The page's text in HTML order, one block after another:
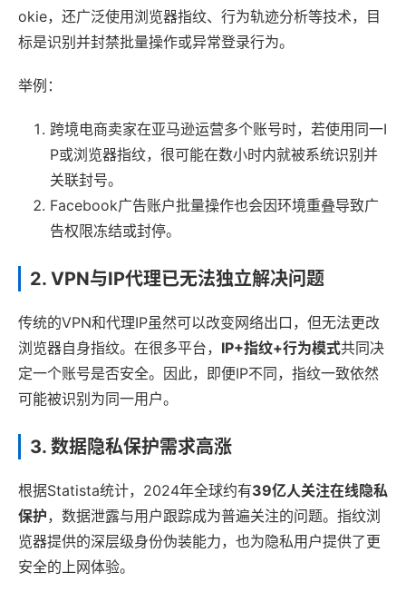
okie，还广泛使用浏览器指纹、行为轨迹分析等技术，目
标是识别并封禁批量操作或异常登录行为。
举例：
跨境电商卖家在亚马逊运营多个账号时，若使用同一I
P或浏览器指纹，很可能在数小时内就被系统识别并
关联封号。
Facebook广告账户批量操作也会因环境重叠导致广
告权限冻结或封停。
2. VPN与IP代理已无法独立解决问题
传统的VPN和代理IP虽然可以改变网络出口，但无法更改
浏览器自身指纹。在很多平台， IP+指纹+行为模式共同决
定一个账号是否安全。因此，即便IP不同，指纹一致依然
可能被识别为同一用户。
3. 数据隐私保护需求高涨
根据Statista统计，2024年全球约有39亿人关注在线隐私
保护，数据泄露与用户跟踪成为普遍关注的问题。指纹浏
览器提供的深层级身份伪装能力，也为隐私用户提供了更
安全的上网体验。